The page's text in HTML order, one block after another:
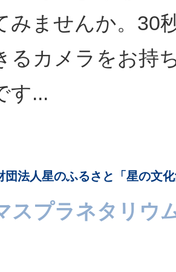
みませんか。30
るカメラをお持
す...
団法人星のふるさと「星の文
スプラネタリウ